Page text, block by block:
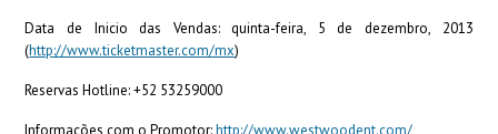
Data de Inicio das Vendas: quinta-feira, 5 de dezembro, 2013
(http://www.ticketmaster.com/mx)
Reservas Hotline: +52 53259000